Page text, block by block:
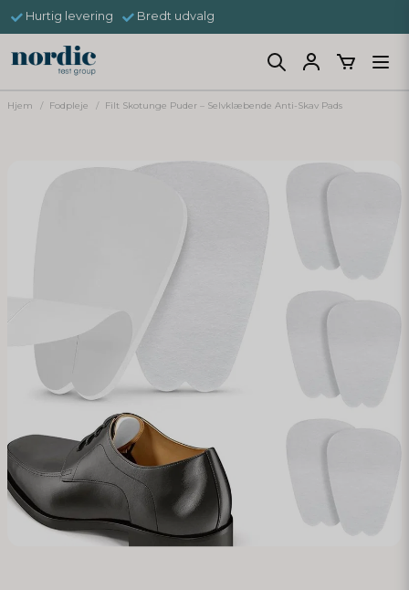
Hurtig levering Bredt udvalg
Hjem Fodpleje Filt Skotunge Puder – Selvklæbende Anti-Skav Pads